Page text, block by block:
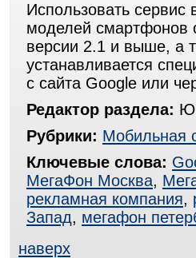
Использовать
моделей смартфонов
версии 2.1 и выше, а
устанавливается
с сайта Google или
Редактор раздела:
Рубрики: Мобильная
Ключевые слова:
МегаФон Москва,
рекламная компания,
Запад, мегафон
наверх